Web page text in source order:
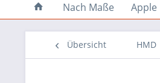
Nach Maße Apple
Übersicht HMD